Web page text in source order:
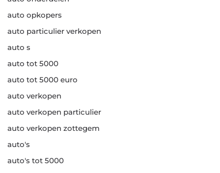
auto opkopers
auto particulier verkopen
auto s
auto tot 5000
auto tot 5000 euro
auto verkopen
auto verkopen particulier
auto verkopen zottegem
auto's
auto's tot 5000